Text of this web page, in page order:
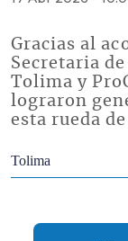
Gracias al
Secretaria
Tolima y
lograron
esta rueda
Econoticias y Eventos
Tolima